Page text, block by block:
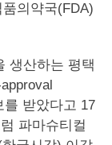
의약국(FDA)
생산하는 평택
를 받았다고 17
파마슈티컬